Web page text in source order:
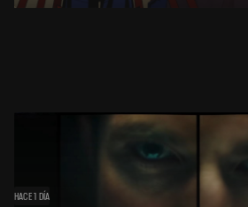
HACE 1 DÍA